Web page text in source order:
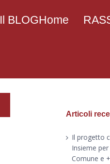
Il BLOGHome
Articoli
Il progetto
Insieme
Comune e